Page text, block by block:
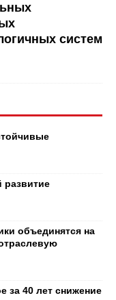
систем
объединятся на
за 40 лет снижение